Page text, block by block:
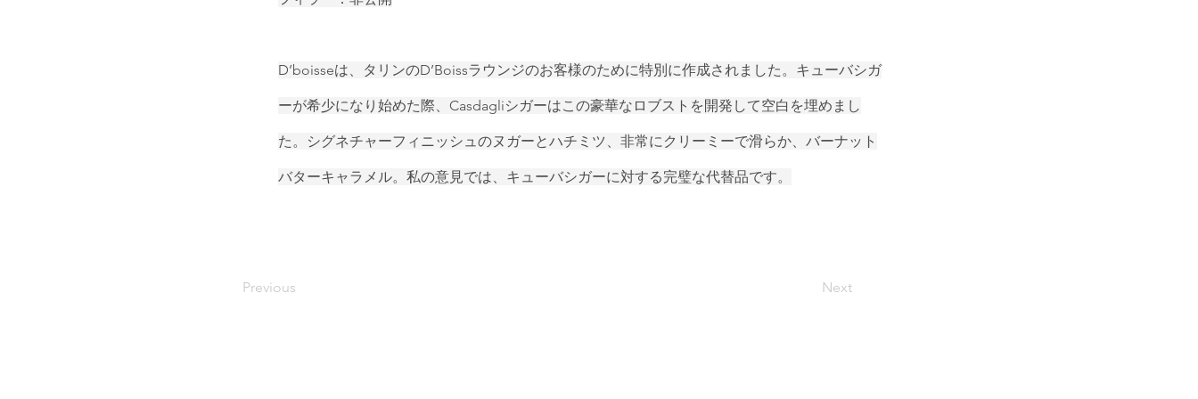
D’boisseは、タリンのD’Boissラウンジのお客様のために特別に作成されました。キューバシガ
ーが希少になり始めた際、Casdagliシガーはこの豪華なロブストを開発して空白を埋めまし
た。シグネチャーフィニッシュのヌガーとハチミツ、非常にクリーミーで滑らか、バーナット
バターキャラメル。私の意見では、キューバシガーに対する完璧な代替品です。
Previous Next